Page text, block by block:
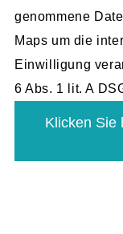
genommene
Maps um die
Einwilligung
6 Abs. 1 lit. A
Klicken Sie